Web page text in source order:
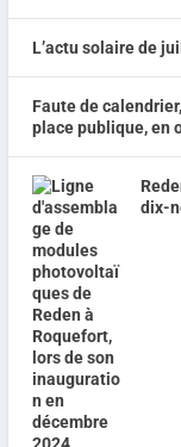
L’actu solaire de
Faute de
place publique, en
dix-